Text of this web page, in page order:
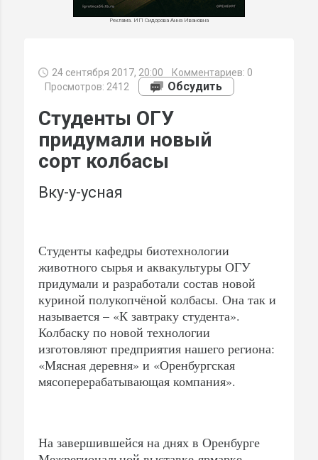
Реклама. ИП Сидорова Анна Ивановна
24 сентября 2017, 20:00 Комментариев: 0
Просмотров: 2412
Обсудить
Студенты ОГУ
придумали новый
сорт колбасы
Вку-у-усная
Студенты кафедры биотехнологии
животного сырья и аквакультуры ОГУ
придумали и разработали состав новой
куриной полукопчёной колбасы. Она так и
называется – «К завтраку студента».
Колбаску по новой технологии
изготовляют предприятия нашего региона:
«Мясная деревня» и «Оренбургская
мясоперерабатывающая компания».
На завершившейся на днях в Оренбурге